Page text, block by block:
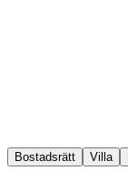
Bostadsrätt Villa